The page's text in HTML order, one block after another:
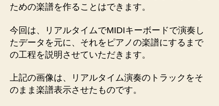
ための楽譜を作ることはできます。
今回は、リアルタイムでMIDIキーボードで演奏し
たデータを元に、それをピアノの楽譜にするまで
の工程を説明させていただきます。
上記の画像は、リアルタイム演奏のトラックをそ
のまま楽譜表示させたものです。